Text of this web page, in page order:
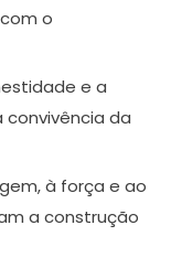
o
e a
convivência da
à força e ao
a construção